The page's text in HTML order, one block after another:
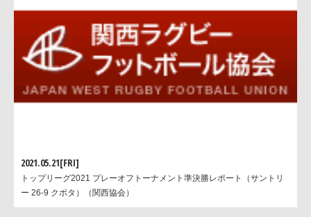
マン・オブ・ザ・マッチはキヤノンイーグルス2番、庭井祐輔選手
2021.05.21[FRI]
トップリーグ2021 プレーオフトーナメント準決勝レポート（サントリ
ー 26-9 クボタ）（関西協会）